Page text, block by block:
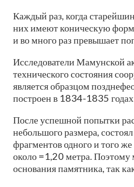
Каждый раз, когда
них имеют коническую
и во много раз превышает
Исследователи Мамунской
технического состояния
является образцом
построен в 1834-1835
После успешной попытки
небольшого размера,
фрагментов одного и того
около =1,20 метра. Поэтому
основания памятника, так